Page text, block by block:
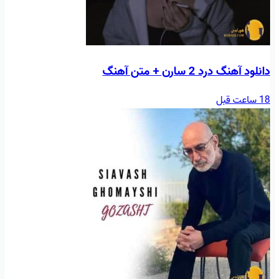
دانلود آهنگ درد 2 سارن + متن آهنگ
18 ساعت قبل